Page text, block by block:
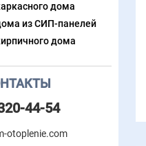
дома
из СИП-панелей
дома
44-54
otoplenie.com